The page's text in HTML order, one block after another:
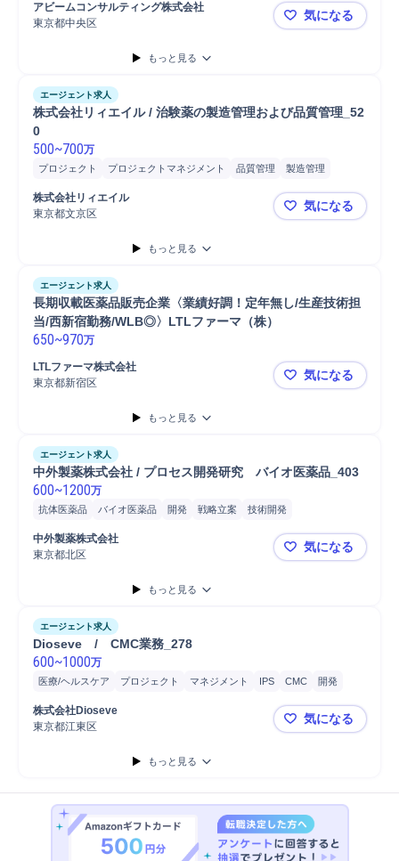
アビームコンサルティング株式会社
東京都中央区
SCM×購買
気になる
もっと見る
エージェント求人
株式会社リィエイル / 治験薬の製造管理および品質管理_52
0
500~700万
プロジェクト プロジェクトマネジメント 品質管理
製造管理
品質保証
逸脱管理
株式会社リィエイル
東京都文京区
株式会社リ
気になる
もっと見る
エージェント求人
長期収載医薬品販売企業〈業績好調！定年無し/生産技術担
当/西新宿勤務/WLB◎〉LTLファーマ（株）
650~970万
LTLファーマ株式会社
東京都新宿区
長期収載医
気になる
もっと見る
エージェント求人
中外製薬株式会社 / プロセス開発研究　バイオ医薬品_403
600~1200万
抗体医薬品 バイオ医薬品 開発 戦略立案
技術開発
バイオ医薬品研究開発
研究開発
プロセス工学研究
要素技術開発 生産技術
樹脂/プラスティック
細胞/バイオ関連
細胞工学研究開発
生物分野
生化学/生物化学研究
バイオエンジニアリング研究開発
データサイエンス研究開発
中外製薬株式会社
東京都北区
中外製薬株
気になる
もっと見る
エージェント求人
Dioseve　/　CMC業務_278
600~1000万
医療/ヘルスケア プロジェクト マネジメント IPS CMC
開発
細胞/バイオ関連
GMP
文書作成
株式会社Dioseve
東京都江東区
Dioseve /
気になる
もっと見る